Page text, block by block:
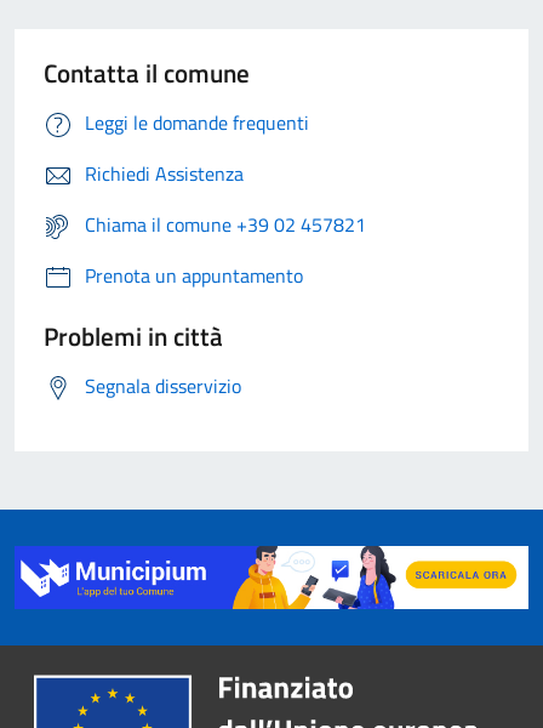
Contatta il comune
Leggi le domande frequenti
Richiedi Assistenza
Chiama il comune +39 02 457821
Prenota un appuntamento
Problemi in città
Segnala disservizio